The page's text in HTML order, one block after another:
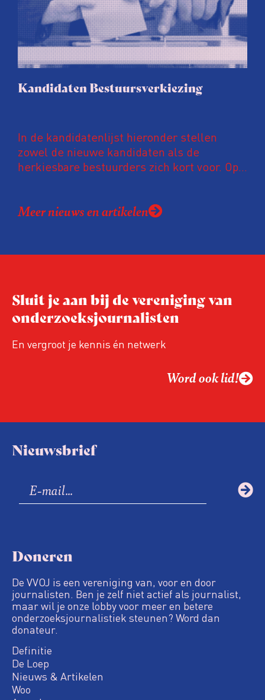
Kandidaten Bestuursverkiezing
In de kandidatenlijst hieronder stellen
zowel de nieuwe kandidaten als de
herkiesbare bestuurders zich kort voor. Op
uitbrengen. De uitslag wordt
Meer nieuws en artikelen
Sluit je aan bij de vereniging van
onderzoeksjournalisten
En vergroot je kennis én netwerk
Word ook lid!
Nieuwsbrief
Doneren
De VVOJ is een vereniging van, voor en door
journalisten. Ben je zelf niet actief als journalist,
maar wil je onze lobby voor meer en betere
onderzoeksjournalistiek steunen? Word dan
donateur.
Definitie
De Loep
Nieuws & Artikelen
Woo